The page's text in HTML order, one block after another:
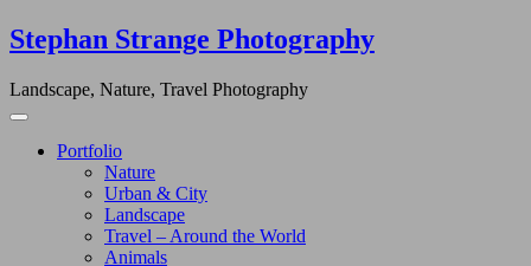
Skip
to
Stephan Strange Photography
Landscape, Nature, Travel Photography
Portfolio
Nature
Urban & City
Landscape
Travel – Around the World
Animals